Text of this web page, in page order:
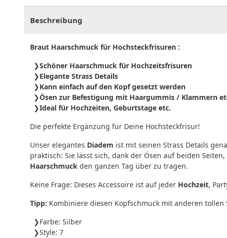
Beschreibung
Braut Haarschmuck für Hochsteckfrisuren :
Schöner Haarschmuck für Hochzeitsfrisuren
Elegante Strass Details
Kann einfach auf den Kopf gesetzt werden
Ösen zur Befestigung mit Haargummis / Klammern
Ideal für Hochzeiten, Geburtstage etc.
Die perfekte Ergänzung für Deine Hochsteckfrisur!
Unser elegantes Diadem ist mit seinen Strass Details
praktisch: Sie lässt sich, dank der Ösen auf beiden
Haarschmuck den ganzen Tag über zu tragen.
Keine Frage: Dieses Accessoire ist auf jeder Hochzeit,
Tipp: Kombiniere diesen Kopfschmuck mit anderen
Farbe: Silber
Style: 7